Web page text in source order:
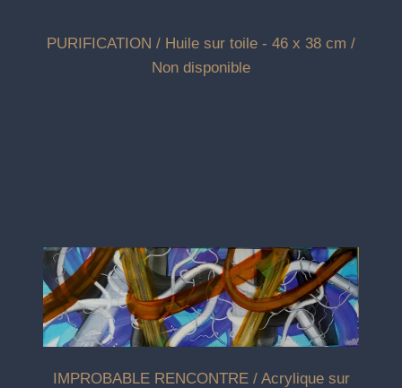
PURIFICATION / Huile sur toile - 46 x 38 cm /
Non disponible
IMPROBABLE RENCONTRE / Acrylique sur